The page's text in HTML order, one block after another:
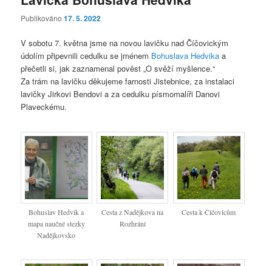
Publikováno17. 5. 2022
V sobotu 7. května jsme na novou lavičku nad Číčovickým
údolím připevnili cedulku se jménem Bohuslava Hedvika a
přečetli si, jak zaznamenal pověst „O svěží myšlence.“
Za trám na lavičku děkujeme farnosti Jistebnice, za instalaci
lavičky Jirkovi Bendovi a za cedulku písmomalíři Danovi
Plaveckému.
Bohuslav Hedvik a
mapa naučné stezky
Nadějkovsko
Cesta z Nadějkova na
Rozhrání
Cesta k Číčovicům